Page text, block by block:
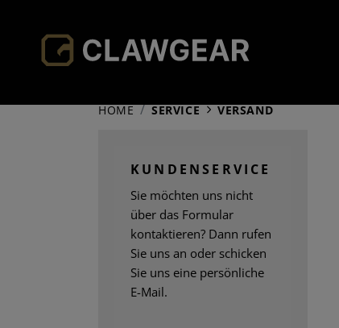
HOME SERVICE VERSAND
KUNDENSERVICE
Sie möchten uns nicht
über das Formular
kontaktieren? Dann rufen
Sie uns an oder schicken
Sie uns eine persönliche
E-Mail.